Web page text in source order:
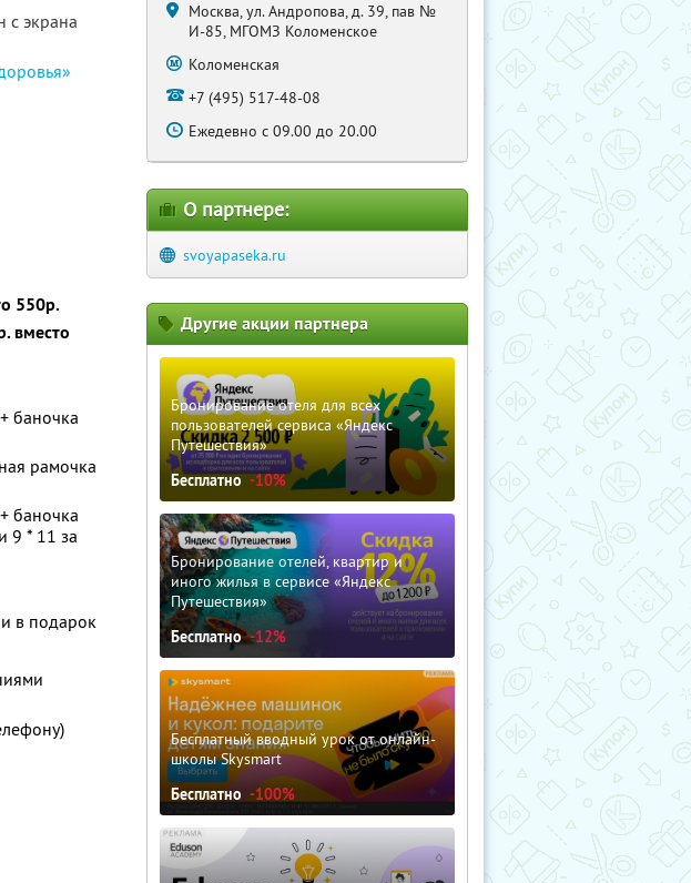
с экрана
550р.
вместо
баночка
рамочка
баночка
9 * 11 за
в подарок
Москва, ул. Андропова, д. 39, пав №
И-85, МГОМЗ Коломенское
Коломенская
+7 (495) 517-48-08
Ежедевно с 09.00 до 20.00
О партнере:
svoyapaseka.ru
Другие акции партнера
Бронирование отеля для всех
пользователей сервиса «Яндекс
Путешествия»
Бесплатно -10%
Бронирование отелей, квартир и
иного жилья в сервисе «Яндекс
Путешествия»
Бесплатно -12%
Бесплатный вводный урок от онлайн-
школы Skysmart
Бесплатно -100%